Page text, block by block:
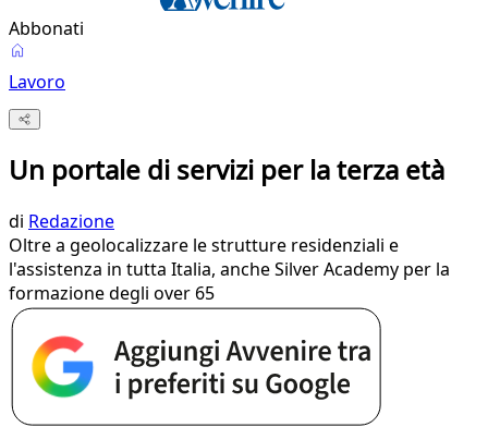
Abbonati
Lavoro
Un portale di servizi per la terza età
di Redazione
Oltre a geolocalizzare le strutture residenziali e
l'assistenza in tutta Italia, anche Silver Academy per la
formazione degli over 65